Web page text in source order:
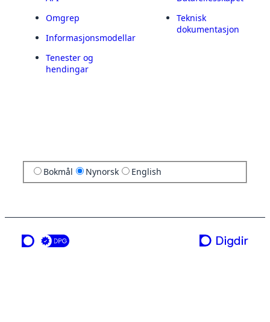
Omgrep
Informasjonsmodellar
Tenester og
hendingar
Teknisk
dokumentasjon
Bokmål Nynorsk English